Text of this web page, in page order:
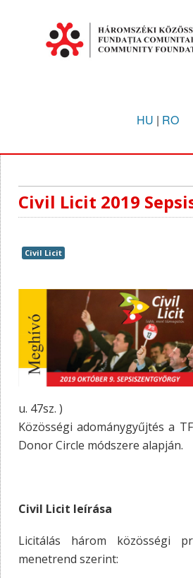
HU | RO
Civil Licit 2019
Civil Licit
u. 47sz. )
Közösségi adománygyűjtés a
Donor Circle módszere alapján.
Civil Licit leírása
Licitálás három közösségi
menetrend szerint: